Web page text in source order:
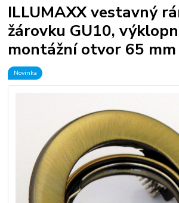
ILLUMAXX vestavný
žárovku GU10,
montážní otvor 65 mm
Novinka